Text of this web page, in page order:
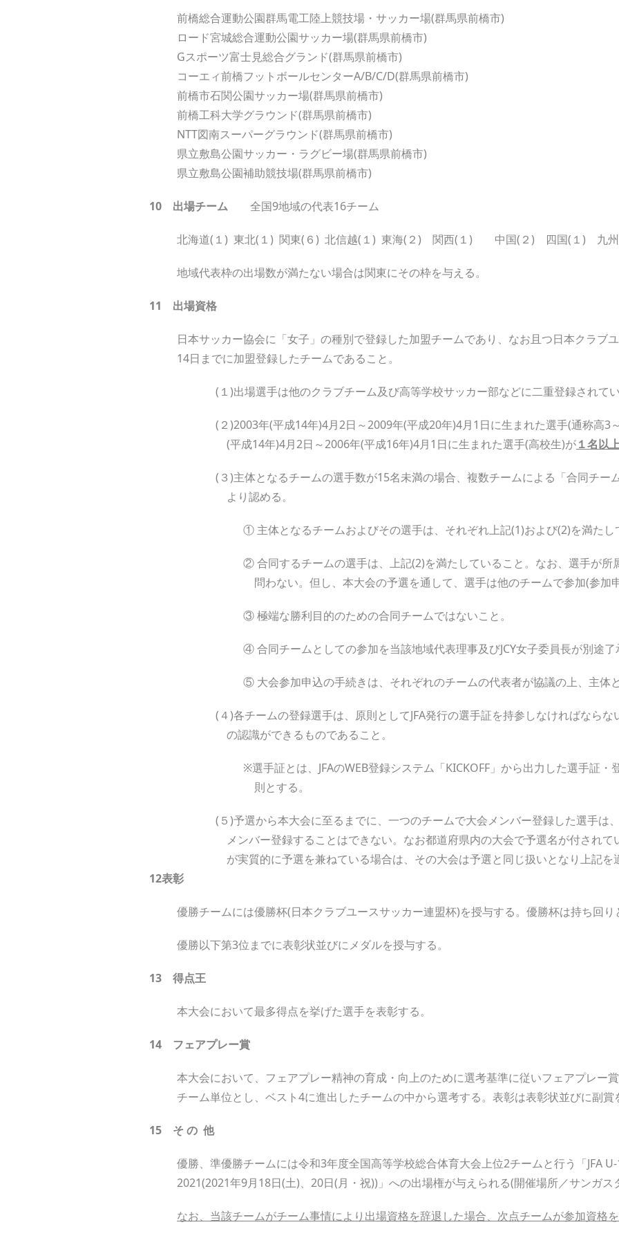
前橋総合運動公園群馬電工陸上競技場・サッカー場(群馬県前橋市)
ロード宮城総合運動公園サッカー場(群馬県前橋市)
Gスポーツ富士見総合グランド(群馬県前橋市)
コーエィ前橋フットボールセンターA/B/C/D(群馬県前橋市)
前橋市石関公園サッカー場(群馬県前橋市)
前橋工科大学グラウンド(群馬県前橋市)
NTT図南スーパーグラウンド(群馬県前橋市)
県立敷島公園サッカー・ラグビー場(群馬県前橋市)
県立敷島公園補助競技場(群馬県前橋市)
10 出場チーム 全国9地域の代表16チーム
北海道(１) 東北(１) 関東(６) 北信越(１) 東海(２) 関西(１) 中国(２) 四国(１) 九
地域代表枠の出場数が満たない場合は関東にその枠を与える。
11 出場資格
日本サッカー協会に「女子」の種別で登録した加盟チームであり、なお且つ日本クラブ
14日までに加盟登録したチームであること。
(１)出場選手は他のクラブチーム及び高等学校サッカー部などに二重登録されて
(２)2003年(平成14年)4月2日～2009年(平成20年)4月1日に生まれた選手(通称高3
(平成14年)4月2日～2006年(平成16年)4月1日に生まれた選手(高校生)が１名以
(３)主体となるチームの選手数が15名未満の場合、複数チームによる「合同チー
より認める。
① 主体となるチームおよびその選手は、それぞれ上記(1)および(2)を満たし
② 合同するチームの選手は、上記(2)を満たしていること。なお、選手が所
問わない。但し、本大会の予選を通して、選手は他のチームで参加(参加
③ 極端な勝利目的のための合同チームではないこと。
④ 合同チームとしての参加を当該地域代表理事及びJCY女子委員長が別途
⑤ 大会参加申込の手続きは、それぞれのチームの代表者が協議の上、主体
(４)各チームの登録選手は、原則としてJFA発行の選手証を持参しなければなら
の認識ができるものであること。
※選手証とは、JFAのWEB登録システム「KICKOFF」から出力した選手証
則とする。
(５)予選から本大会に至るまでに、一つのチームで大会メンバー登録した選手は
メンバー登録することはできない。なお都道府県内の大会で予選名が付され
が実質的に予選を兼ねている場合は、その大会は予選と同じ扱いとなり上記を
12表彰
優勝チームには優勝杯(日本クラブユースサッカー連盟杯)を授与する。優勝杯は持ち回
優勝以下第3位までに表彰状並びにメダルを授与する。
13 得点王
本大会において最多得点を挙げた選手を表彰する。
14 フェアプレー賞
本大会において、フェアプレー精神の育成・向上のために選考基準に従いフェアプレー
チーム単位とし、ベスト4に進出したチームの中から選考する。表彰は表彰状並びに副賞
15 そ の 他
優勝、準優勝チームには令和3年度全国高等学校総合体育大会上位2チームと行う「JFA
2021(2021年9月18日(土)、20日(月・祝))」への出場権が与えられる(開催場所／サンガス
なお、当該チームがチーム事情により出場資格を辞退した場合、次点チームが参加資格